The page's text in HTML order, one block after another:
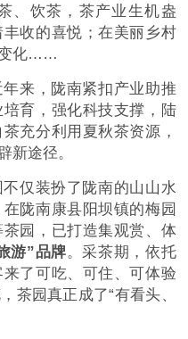
、饮茶，茶产业生机盎
收的喜悦；在美丽乡村
变化……
来，陇南紧扣产业助推
育，强化科技支撑，陆
充分利用夏秋茶资源，
新途径。
不仅装扮了陇南的山山水
陇南康县阳坝镇的梅园
园，已打造集观赏、体
游”品牌。采茶期，依托
了可吃、可住、可体验
茶园真正成了“有看头、